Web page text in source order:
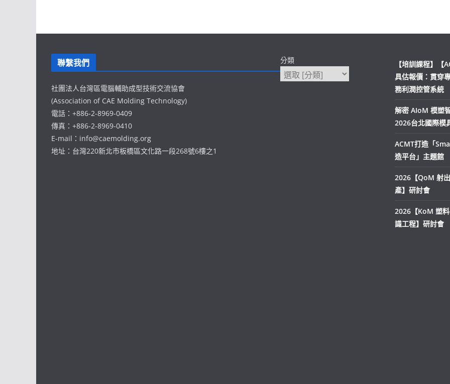
聯繫我們
社團法人台灣區電腦輔助成型技術交流協會
(Association of CAE Molding Technology)
電話：+886-2-8969-0409
傳真：+886-2-8969-0410
E-mail：info@caemolding.org
地址：台灣220新北市板橋區文化路一段268號6樓之1
分類
【培訓課程】【
具估報價：貫穿
務利潤控管系統
解密 AIoM 模塑
2026台北國際模
ACMT打造「
造平台」主題館
2026【QoM 射
產】研討會
2026【KoM 塑
識工程】研討會